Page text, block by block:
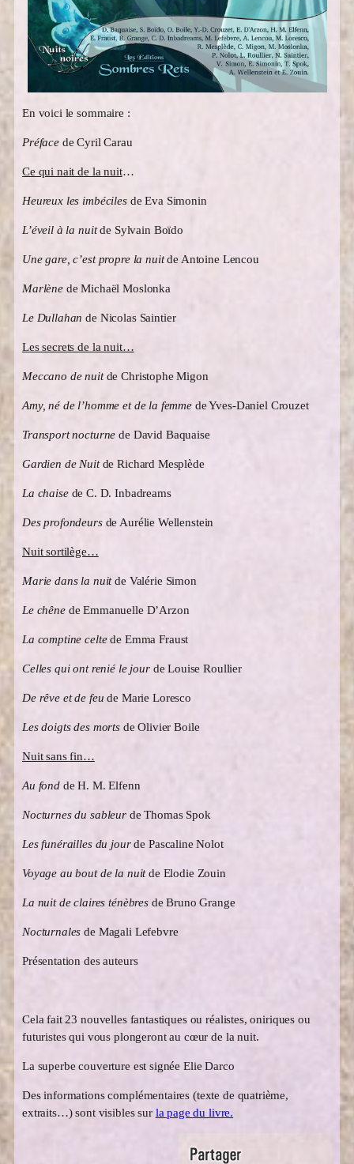
En voici le sommaire :
Préfacede Cyril Carau
Ce qui nait de la nuit…
Heureux les imbécilesde Eva Simonin
L’éveil à la nuitde Sylvain Boïdo
Une gare, c’est propre la nuitde Antoine Lencou
Marlènede Michaël Moslonka
Le Dullahan de Nicolas Saintier
Les secrets de la nuit…
Meccano de nuitde Christophe Migon
Amy, né de l’homme et de la femme de Yves-Daniel Crouzet
Transport nocturne de David Baquaise
Gardien de Nuitde Richard Mesplède
La chaisede C. D. Inbadreams
Des profondeursde Aurélie Wellenstein
Nuit sortilège…
Marie dans la nuitde Valérie Simon
Le chênede Emmanuelle D’Arzon
La comptine celtede Emma Fraust
Celles qui ont renié le jourde Louise Roullier
De rêve et de feu de Marie Loresco
Les doigts des morts de Olivier Boile
Nuit sans fin…
Au fondde H. M. Elfenn
Nocturnes du sableur de Thomas Spok
Les funérailles du jourde Pascaline Nolot
Voyage au bout de la nuitde Elodie Zouin
La nuit de claires ténèbresde Bruno Grange
Nocturnales de Magali Lefebvre
Présentation des auteurs
Cela fait 23 nouvelles fantastiques ou réalistes, oniriques ou
futuristes qui vous plongeront au cœur de la nuit.
La superbe couverture est signée Elie Darco
Des informations complémentaires (texte de quatrième,
extraits…) sont visibles sur la page du livre.